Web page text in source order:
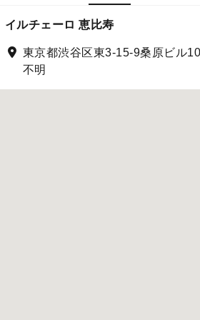
イルチェーロ 恵比寿
東京都渋谷区東3-15-9桑原ビル
不明